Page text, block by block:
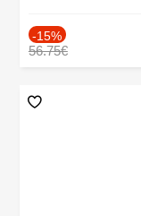
-15%
56.75€